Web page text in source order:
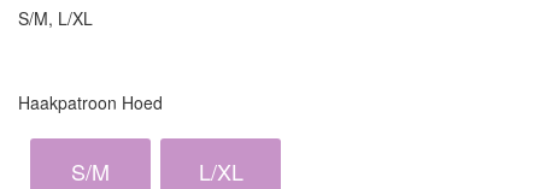
S/M, L/XL
Haakpatroon Hoed
S/M L/XL